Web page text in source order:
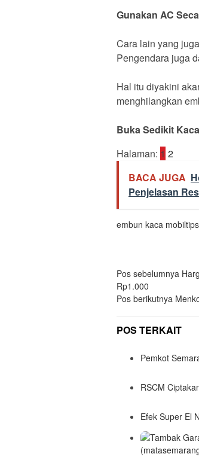
Gunakan AC
Cara lain yang
Pengendara juga
Hal itu diyakini
menghilangkan
Buka Sedikit
Halaman: 1 2
BACA JUGA
Penjelasan
embun kaca mobil
Navigasi
pos
Pos sebelumnya
Rp1.000
Pos berikutnya
POS TERKAIT
Pemkot
RSCM
Efek Super El